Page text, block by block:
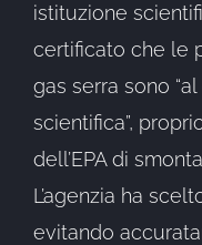
istituzione
certificato che le
gas serra sono
scientifica”,
dell’EPA di
L’agenzia ha
evitando